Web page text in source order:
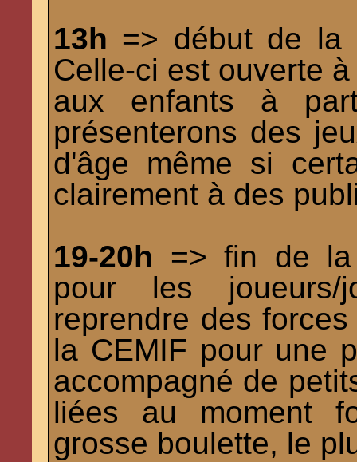
13h => début de la
Celle-ci est ouverte
aux enfants à
présenterons des
d'âge même si
clairement à des
19-20h => fin de la
pour les joueurs/
reprendre des
la CEMIF pour une
accompagné de
liées au moment
grosse boulette, le